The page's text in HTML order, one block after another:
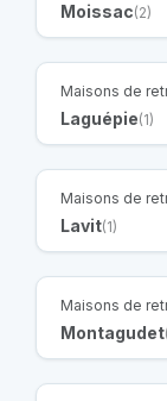
Moissac(2)
Maisons de
Laguépie(1)
Maisons de
Lavit(1)
Maisons de
Montagudet